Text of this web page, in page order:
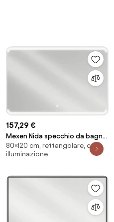
157,29 €
Mexen Nida specchio da bagno
retroilluminato 120 x 80 cm, LED
6000K, antiappannamento -
80×120 cm, rettangolare, con
illuminazione